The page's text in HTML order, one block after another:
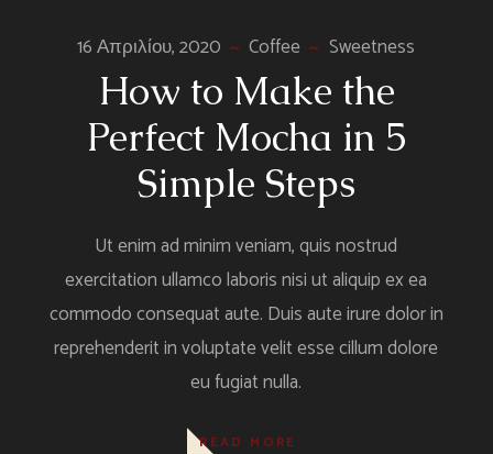
16 Απριλίου, 2020 Coffee Sweetness
How to Make the
Perfect Mocha in 5
Simple Steps
Ut enim ad minim veniam, quis nostrud
exercitation ullamco laboris nisi ut aliquip ex ea
commodo consequat aute. Duis aute irure dolor in
reprehenderit in voluptate velit esse cillum dolore
eu fugiat nulla.
READ MORE